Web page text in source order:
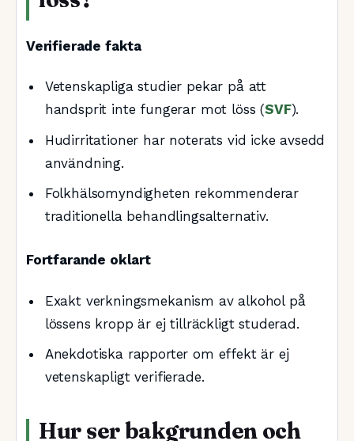
Verifierade fakta
Vetenskapliga studier pekar på att
handsprit inte fungerar mot löss (SVF).
Hudirritationer har noterats vid icke avsedd
användning.
Folkhälsomyndigheten rekommenderar
traditionella behandlingsalternativ.
Fortfarande oklart
Exakt verkningsmekanism av alkohol på
lössens kropp är ej tillräckligt studerad.
Anekdotiska rapporter om effekt är ej
vetenskapligt verifierade.
Hur ser bakgrunden och